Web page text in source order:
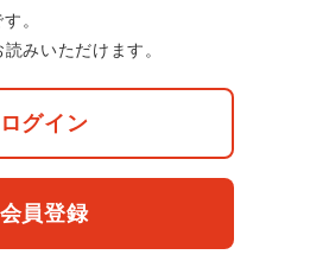
。
みいただけます。
ログイン
会員登録